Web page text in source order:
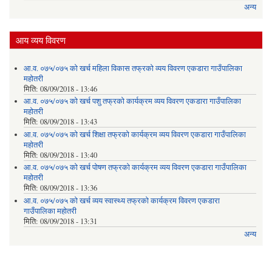
अन्य
आय व्यय विवरण
आ.व. ०७५/०७५ को खर्च महिला विकास तफ्रको व्यय विवरण एकडारा गाउँपालिका
महोतरी
मिति: 08/09/2018 - 13:46
आ.व. ०७५/०७५ को खर्च पशु तफ्रको कार्यक्रम व्यय विवरण एकडारा गाउँपालिका
महोतरी
मिति: 08/09/2018 - 13:43
आ.व. ०७५/०७५ को खर्च शिक्षा तफ्रको कार्यक्रम व्यय विवरण एकडारा गाउँपालिका
महोतरी
मिति: 08/09/2018 - 13:40
आ.व. ०७५/०७५ को खर्च पोषण तफ्रको कार्यक्रम व्यय विवरण एकडारा गाउँपालिका
महोतरी
मिति: 08/09/2018 - 13:36
आ.व. ०७५/०७५ को खर्च व्यय स्वास्थ्य तफ्रको कार्यक्रम विवरण एकडारा
गाउँपालिका महोतरी
मिति: 08/09/2018 - 13:31
अन्य